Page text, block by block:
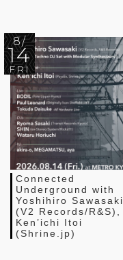
8/
14
FRI
Connected
Underground with
Yoshihiro Sawasaki
(V2 Records/R&S),
Ken’ichi Itoi
(Shrine.jp)